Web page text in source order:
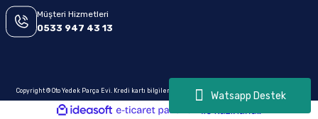
Watsapp Destek
Müşteri Hizmetleri
0533 947 43 13
Copyright © Oto Yedek Parça Evi. Kredi kartı bilgileriniz 256bit SSL sertifikası ile korunmaktadır.
ideasoft